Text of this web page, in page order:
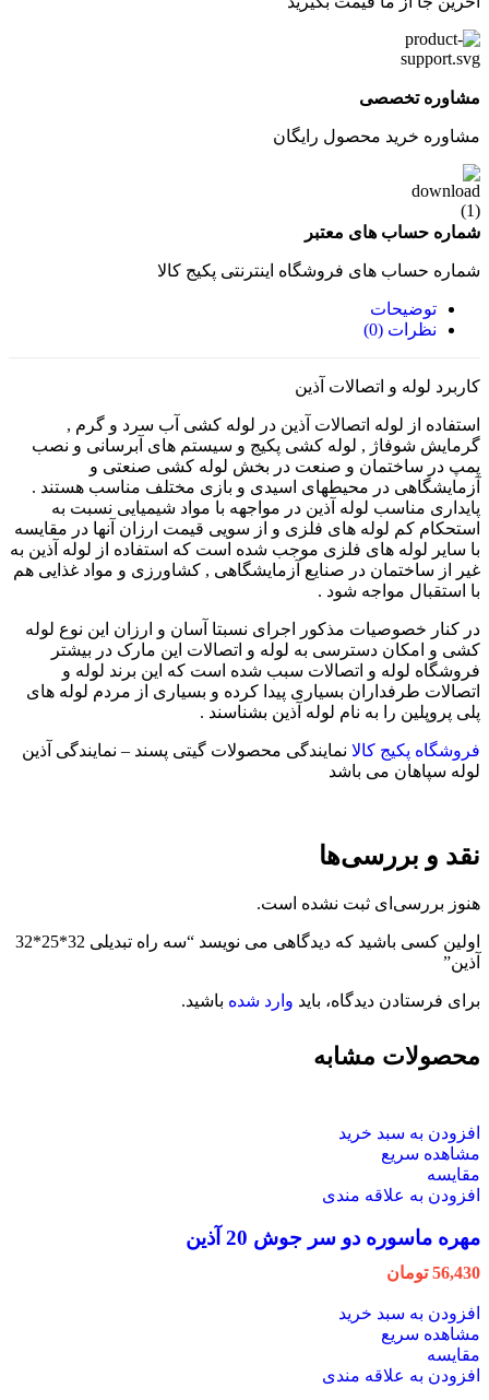
مشاوره تخصصی
مشاوره خرید محصول رایگان
شماره حساب های معتبر
شماره حساب های فروشگاه اینترنتی پکیج کالا
توضیحات
نظرات (0)
کاربرد لوله و اتصالات آذین
استفاده از لوله اتصالات آذین در لوله کشی آب سرد و گرم ,
گرمایش شوفاژ , لوله کشی پکیج و سیستم های آبرسانی و نصب
پمپ در ساختمان و صنعت در بخش لوله کشی صنعتی و
آزمایشگاهی در محیطهای اسیدی و بازی مختلف مناسب هستند .
پایداری مناسب لوله آذین در مواجهه با مواد شیمیایی نسبت به
استحکام کم لوله های فلزی و از سویی قیمت ارزان آنها در مقایسه
با سایر لوله های فلزی موجب شده است که استفاده از لوله آذین به
غیر از ساختمان در صنایع آزمایشگاهی , کشاورزی و مواد غذایی هم
با استقبال مواجه شود .
در کنار خصوصیات مذکور اجرای نسبتا آسان و ارزان این نوع لوله
کشی و امکان دسترسی به لوله و اتصالات این مارک در بیشتر
فروشگاه لوله و اتصالات سبب شده است که این برند لوله و
اتصالات طرفداران بسیاری پیدا کرده و بسیاری از مردم لوله های
پلی پروپلین را به نام لوله آذین بشناسند .
فروشگاه پکیج کالا نمایندگی محصولات گیتی پسند – نمایندگی آذین
لوله سپاهان می باشد
نقد و بررسی‌ها
هنوز بررسی‌ای ثبت نشده است.
اولین کسی باشید که دیدگاهی می نویسد “سه راه تبدیلی 32*25*32
آذین”
برای فرستادن دیدگاه، باید وارد شده باشید.
محصولات مشابه
افزودن به سبد خرید
مشاهده سریع
مقایسه
افزودن به علاقه مندی
مهره ماسوره دو سر جوش 20 آذین
56,430 تومان
افزودن به سبد خرید
مشاهده سریع
مقایسه
افزودن به علاقه مندی